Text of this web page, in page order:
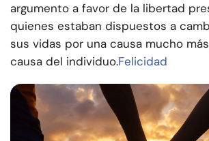
argumento a favor de la libertad
quienes estaban dispuestos a
sus vidas por una causa mucho
causa del individuo.Felicidad